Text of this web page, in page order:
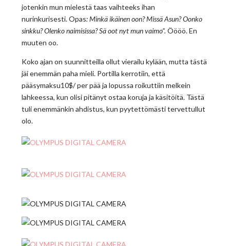
jotenkin mun mielestä taas vaihteeks ihan
nurinkurisesti. Opas: Minkä ikäinen oon? Missä Asun? Oonko
sinkku? Olenko naimisissa? Sä oot nyt mun vaimo”.Öööö. En
muuten oo.
Koko ajan on suunnitteilla ollut vierailu kylään, mutta tästä
jäi enemmän paha mieli. Portilla kerrotiin, että
pääsymaksu10$/ per pää ja lopussa roikuttiin melkein
lahkeessa, kun olisi pitänyt ostaa koruja ja käsitöitä. Tästä
tuli enemmänkin ahdistus, kun pyytettömästi tervettullut
olo.